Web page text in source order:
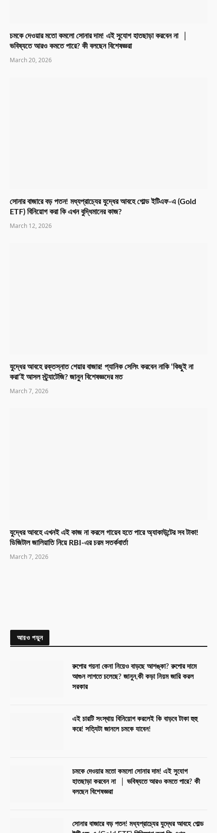
চমকে দেওয়ার মতো কমলো সোনার দাম! এই সুযোগ হাতছাড়া করবেন না │
ভবিষ্যতে আরও কমতে পারে? কী বলছেন বিশেষজ্ঞরা
March 20, 2026
সোনার বাজারে বড় পতন! মধ্যপ্রাচ্যের যুদ্ধের আবহে গোল্ড ইটিএফ-এ (Gold
ETF) বিনিয়োগ করা কি এখন বুদ্ধিমানের কাজ?
March 12, 2026
যুদ্ধের আবহে রক্তস্নাত শেয়ার বাজার! প্যানিক সেলিং করবেন নাকি ‘কিছুই না
করা’ই আসল স্ট্র্যাটেজি? জানুন বিশেষজ্ঞদের মত
March 7, 2026
যুদ্ধের আবহে এখনই এই কাজ না করলে গায়েব হতে পারে অ্যাকাউন্টের সব টাকা!
ডিজিটাল জালিয়াতি নিয়ে RBI-এর চরম সতর্কবার্তা
March 7, 2026
আরও পড়ুন
রুপোর গয়না কেনা নিয়েও বাড়ছে আশঙ্কা? রুপোর দামে
আগুন লাগতে চলেছে? জানুন,কী কড়া নিয়ম জারি করল
সরকার
এই চারটি সংস্থায় বিনিয়োগ করলেই কি বাড়বে টাকা হুহু
করে! সত্যিটা জানলে চমকে যাবেন!
চমকে দেওয়ার মতো কমলো সোনার দাম! এই সুযোগ
হাতছাড়া করবেন না │ ভবিষ্যতে আরও কমতে পারে? কী
বলছেন বিশেষজ্ঞরা
সোনার বাজারে বড় পতন! মধ্যপ্রাচ্যের যুদ্ধের আবহে গোল্ড